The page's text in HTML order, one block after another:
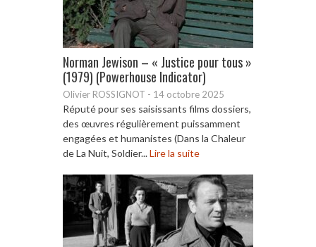
Norman Jewison – « Justice pour tous »
(1979) (Powerhouse Indicator)
Olivier ROSSIGNOT - 14 octobre 2025
Réputé pour ses saisissants films dossiers,
des œuvres régulièrement puissamment
engagées et humanistes (Dans la Chaleur
de La Nuit, Soldier...Lire la suite